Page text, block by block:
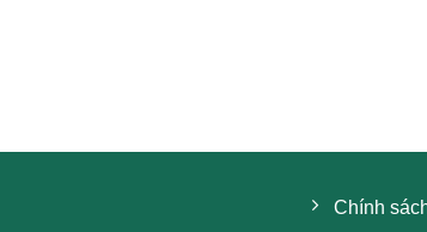
Chính